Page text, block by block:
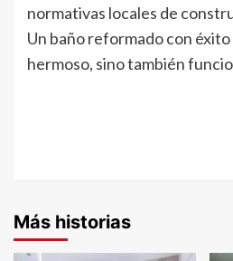
normativas locales de
Un baño reformado con éxito
hermoso, sino también
Más historias